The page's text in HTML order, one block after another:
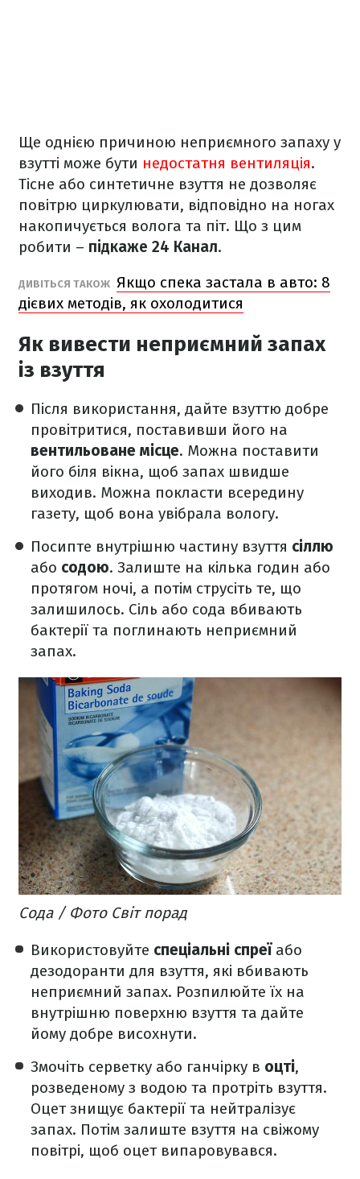
Ще однією причиною неприємного запаху у
взутті може бути недостатня вентиляція.
Тісне або синтетичне взуття не дозволяє
повітрю циркулювати, відповідно на ногах
накопичується волога та піт. Що з цим
робити – підкаже 24 Канал.
ДИВІТЬСЯ ТАКОЖ Якщо спека застала в авто: 8
дієвих методів, як охолодитися
Як вивести неприємний запах
із взуття
Після використання, дайте взуттю добре
провітритися, поставивши його на
вентильоване місце. Можна поставити
його біля вікна, щоб запах швидше
виходив. Можна покласти всередину
газету, щоб вона увібрала вологу.
Посипте внутрішню частину взуття сіллю
або содою. Залиште на кілька годин або
протягом ночі, а потім струсіть те, що
залишилось. Сіль або сода вбивають
бактерії та поглинають неприємний
запах.
Сода / Фото Світ порад
Використовуйте спеціальні спреїабо
дезодоранти для взуття, які вбивають
неприємний запах. Розпилюйте їх на
внутрішню поверхню взуття та дайте
йому добре висохнути.
Змочіть серветку або ганчірку в оцті,
розведеному з водою та протріть взуття.
Оцет знищує бактерії та нейтралізує
запах. Потім залиште взуття на свіжому
повітрі, щоб оцет випаровувався.